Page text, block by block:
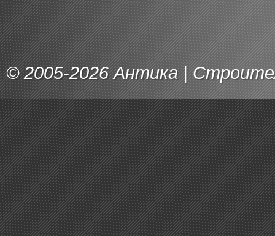
© 2005-2026Антика|